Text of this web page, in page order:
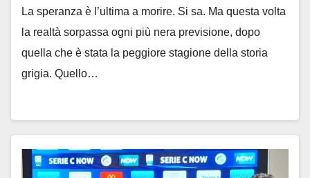
La speranza è l’ultima a morire. Si sa. Ma questa volta
la realtà sorpassa ogni più nera previsione, dopo
quella che è stata la peggiore stagione della storia
grigia. Quello…